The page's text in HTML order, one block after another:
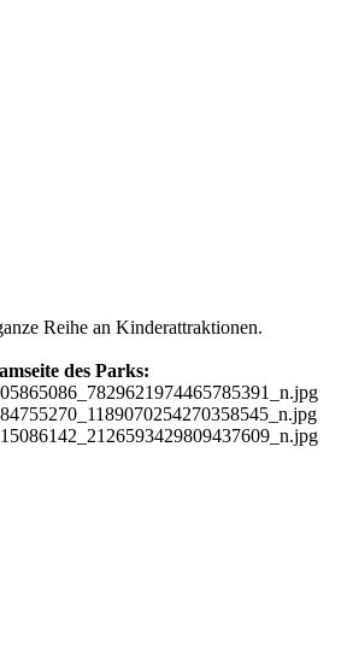
Reihe an Kinderattraktionen.
des Parks: